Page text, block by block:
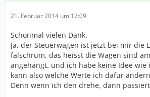
21. Februar 2014 um 12:09
Schonmal vielen Dank.
Ja, der Steuerwagen ist jetzt bei mir die
falschrum, das heisst die Wagen sind
angehängt. und ich habe keine Idee
kann also welche Werte ich dafür
Denn wenn ich den drehe, dann